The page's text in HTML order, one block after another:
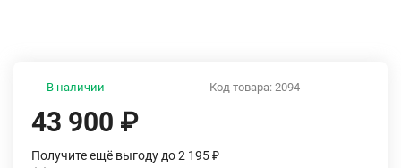
Код товара: 2094
В наличии
43 900 ₽
Получите ещё выгоду до 2 195₽